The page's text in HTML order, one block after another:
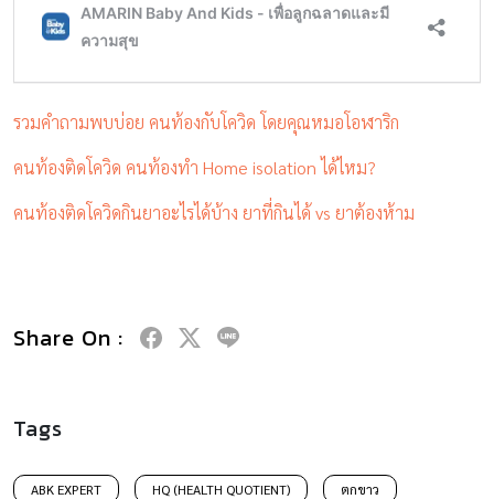
รวมคำถามพบบ่อย คนท้องกับโควิด โดยคุณหมอโอฬาริก
คนท้องติดโควิด คนท้องทำ Home isolation ได้ไหม?
คนท้องติดโควิดกินยาอะไรได้บ้าง ยาที่กินได้ vs ยาต้องห้าม
Share On :
Tags
ABK EXPERT HQ (HEALTH QUOTIENT) ตกขาว